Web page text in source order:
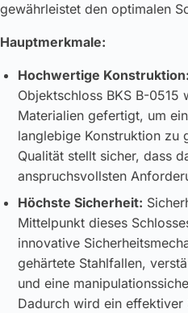
gewährleistet den optimalen
Hauptmerkmale:
Hochwertige Konstruktion:
Objektschloss BKS B-0515
Materialien gefertigt, um
langlebige Konstruktion zu
Qualität stellt sicher, dass
anspruchsvollsten
Höchste Sicherheit:
Mittelpunkt dieses
innovative
gehärtete Stahlfallen,
und eine
Dadurch wird ein effektiver